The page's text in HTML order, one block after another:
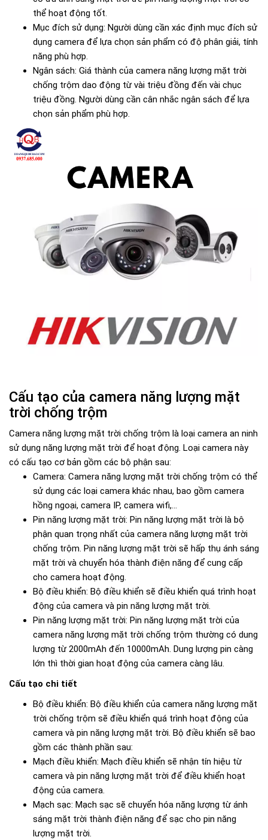
thể hoạt động tốt.
Mục đích sử dụng: Người dùng cần xác định mục đích sử
dụng camera để lựa chọn sản phẩm có độ phân giải, tính
năng phù hợp.
Ngân sách: Giá thành của camera năng lượng mặt trời
chống trộm dao động từ vài triệu đồng đến vài chục
triệu đồng. Người dùng cần cân nhắc ngân sách để lựa
chọn sản phẩm phù hợp.
Cấu tạo của camera năng lượng mặt
trời chống trộm
Camera năng lượng mặt trời chống trộm là loại camera an ninh
sử dụng năng lượng mặt trời để hoạt động. Loại camera này
có cấu tạo cơ bản gồm các bộ phận sau:
Camera: Camera năng lượng mặt trời chống trộm có thể
sử dụng các loại camera khác nhau, bao gồm camera
hồng ngoại, camera IP, camera wifi,...
Pin năng lượng mặt trời: Pin năng lượng mặt trời là bộ
phận quan trọng nhất của camera năng lượng mặt trời
chống trộm. Pin năng lượng mặt trời sẽ hấp thụ ánh sáng
mặt trời và chuyển hóa thành điện năng để cung cấp
cho camera hoạt động.
Bộ điều khiển: Bộ điều khiển sẽ điều khiển quá trình hoạt
động của camera và pin năng lượng mặt trời.
Pin năng lượng mặt trời: Pin năng lượng mặt trời của
camera năng lượng mặt trời chống trộm thường có dung
lượng từ 2000mAh đến 10000mAh. Dung lượng pin càng
lớn thì thời gian hoạt động của camera càng lâu.
Cấu tạo chi tiết
Bộ điều khiển: Bộ điều khiển của camera năng lượng mặt
trời chống trộm sẽ điều khiển quá trình hoạt động của
camera và pin năng lượng mặt trời. Bộ điều khiển sẽ bao
gồm các thành phần sau:
Mạch điều khiển: Mạch điều khiển sẽ nhận tín hiệu từ
camera và pin năng lượng mặt trời để điều khiển hoạt
động của camera.
Mạch sạc: Mạch sạc sẽ chuyển hóa năng lượng từ ánh
sáng mặt trời thành điện năng để sạc cho pin năng
lượng mặt trời.